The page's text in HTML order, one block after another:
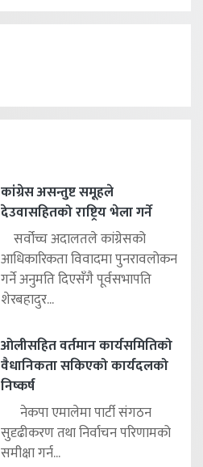
कांग्रेस असन्तुष्ट समूहले
देउवासहितको राष्ट्रिय भेला गर्ने
सर्वोच्च अदालतले कांग्रेसको
आधिकारिकता विवादमा पुनरावलोकन
गर्ने अनुमति दिएसँगै पूर्वसभापति
शेरबहादुर...
ओलीसहित वर्तमान कार्यसमितिको
वैधानिकता सकिएको कार्यदलको
निष्कर्ष
नेकपा एमालेमा पार्टी संगठन
सुदृढीकरण तथा निर्वाचन परिणामको
समीक्षा गर्न...